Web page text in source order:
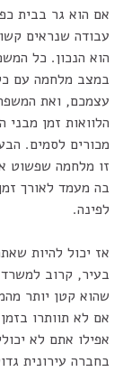
אם הוא גר בבית
עבודה שנראים
הוא הנכון. כל
במצב מלחמה עם
עצמכם, ואת
הלוואות זמן
מכורים לסמים.
זו מלחמה שפשוט
בה מעמד לאורך
לפינה.
אז יכול להיות
בעיר, קרוב
שהוא קטן יותר
אם לא תוותרו
אפילו אתם לא
בחברה עירונית